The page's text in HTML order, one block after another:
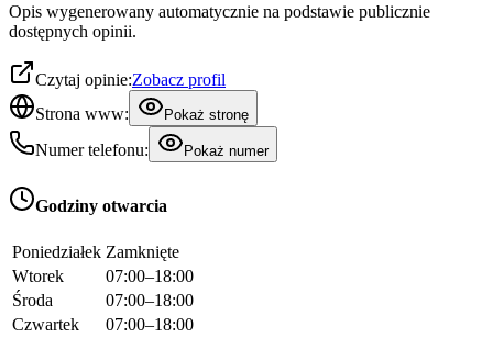
Opis wygenerowany automatycznie na podstawie publicznie
dostępnych opinii.
Czytaj opinie:Zobacz profil
Strona www:
Pokaż stronę
Numer telefonu: Pokaż numer
Godziny otwarcia
Poniedziałek Zamknięte
Wtorek
07:00–18:00
Środa
07:00–18:00
Czwartek
07:00–18:00